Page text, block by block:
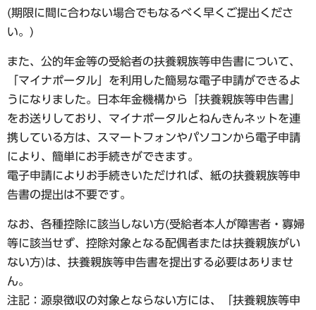
(期限に間に合わない場合でもなるべく早くご提出くださ
い。)
また、公的年金等の受給者の扶養親族等申告書について、
「マイナポータル」を利用した簡易な電子申請ができるよ
うになりました。日本年金機構から「扶養親族等申告書」
をお送りしており、マイナポータルとねんきんネットを連
携している方は、スマートフォンやパソコンから電子申請
により、簡単にお手続きができます。
電子申請によりお手続きいただければ、紙の扶養親族等申
告書の提出は不要です。
なお、各種控除に該当しない方(受給者本人が障害者・寡婦
等に該当せず、控除対象となる配偶者または扶養親族がい
ない方)は、扶養親族等申告書を提出する必要はありませ
ん。
注記：源泉徴収の対象とならない方には、「扶養親族等申